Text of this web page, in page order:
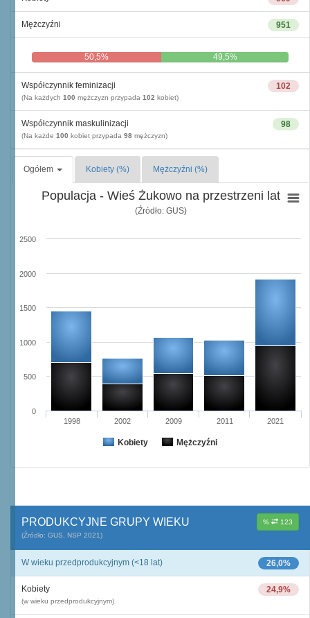
951
Mężczyźni
50,5% 49,5%
102
Współczynnik feminizacji
(Na każdych 100 mężczyzn przypada 102 kobiet)
98
Współczynnik maskulinizacji
(Na każde 100 kobiet przypada 98 mężczyzn)
Ogółem Kobiety (%) Mężczyźni (%)
Populacja - Wieś Żukowo na przestrzeni lat
(Źródło: GUS)
Kobiety Mężczyźni
1998 2002 2009 2011 2021
0
500
1000
1500
2000
2500
% 123
PRODUKCYJNE GRUPY WIEKU
(Źródło: GUS, NSP 2021)
26,0%
W wieku przedprodukcyjnym (<18 lat)
24,9%
Kobiety
(w wieku przedprodukcyjnym)